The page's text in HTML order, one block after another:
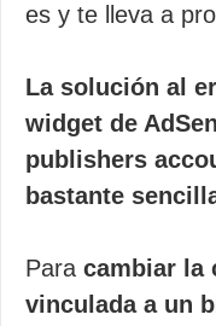
es y te lleva a
La solución al
widget de
publishers
bastante
Para cambiar la
vinculada a un